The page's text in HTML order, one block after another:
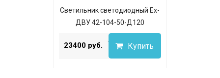
Светильник светодиодный Ex-
ДВУ 42-104-50-Д120
...
23400 руб. Купить